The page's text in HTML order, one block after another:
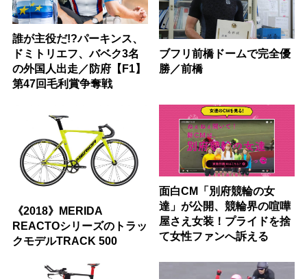
誰が主役だ!?パーキンス、
ドミトリエフ、バベク3名
の外国人出走／防府【F1】
第47回毛利賞争奪戦
ブフリ前橋ドームで完全優
勝／前橋
《2018》MERIDA
REACTOシリーズのトラッ
クモデルTRACK 500
面白CM「別府競輪の女
達」が公開、競輪界の喧嘩
屋さえ女装！プライドを捨
て女性ファンへ訴える